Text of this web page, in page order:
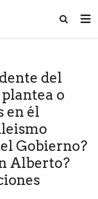
del
o
en él
Gobierno?
Alberto?